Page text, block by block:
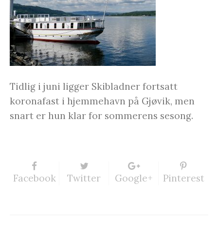
Tidlig i juni ligger Skibladner fortsatt
koronafast i hjemmehavn på Gjøvik, men
snart er hun klar for sommerens sesong.
Facebook Twitter Google+ Pinterest